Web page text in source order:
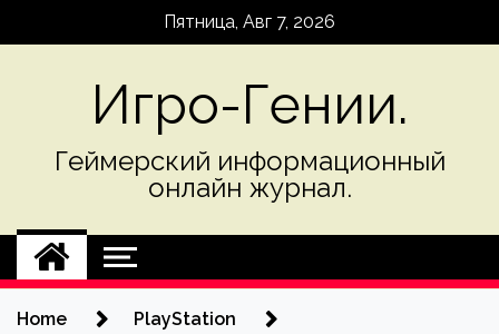
Пятница, Авг 7, 2026
Игро-Гении.
Геймерский информационный
онлайн журнал.
Home
PlayStation